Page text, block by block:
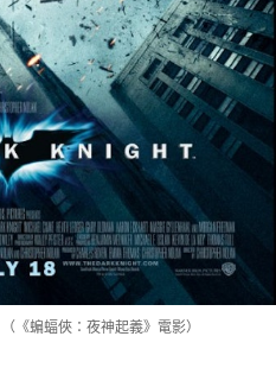
《蝙蝠俠：夜神起義》電影）